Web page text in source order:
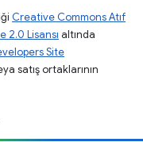
Creative Commons Atıf
2.0 Lisansı altında
Site
satış ortaklarının